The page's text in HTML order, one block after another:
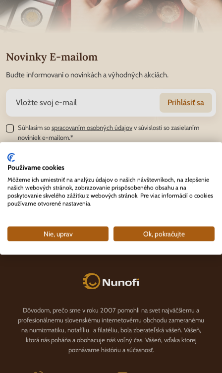
Novinky E-mailom
Budte informovaní o novinkách a výhodných akciách.
Prihlásiť sa
Súhlasím sospracovaním osobných údajovv súvislosti so zasielaním
noviniek e-mailom.*
Radosť z objavovania
Nunofi.sk
Dôvodom, prečo sme v roku 2007 pomohli na svet najväčšiemu a
profesionálnemu slovenskému internetovému obchodu zameranému
na numizmatiku, notafíliu a filatéliu, bola zberateľská vášeň. Vášeň,
ktorá nás poháňa a obohacuje náš voľný čas. Vášeň, vďaka ktorej
poznávame históriu a súčasnosť.
KATEGÓRIE
Používame cookies
Môžeme ich umiestniť na analýzu údajov o našich návštevníkoch, na zlepšenie
našich webových stránok, zobrazovanie prispôsobeného obsahu a na
poskytovanie skvelého zážitku z webových stránok. Pre viac informácií o cookies
používame otvorené nastavenia.
Nie, uprav Ok, pokračujte